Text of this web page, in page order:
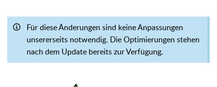
Für diese Änderungen sind keine Anpassungen
unsererseits notwendig. Die Optimierungen stehen
nach dem Update bereits zur Verfügung.